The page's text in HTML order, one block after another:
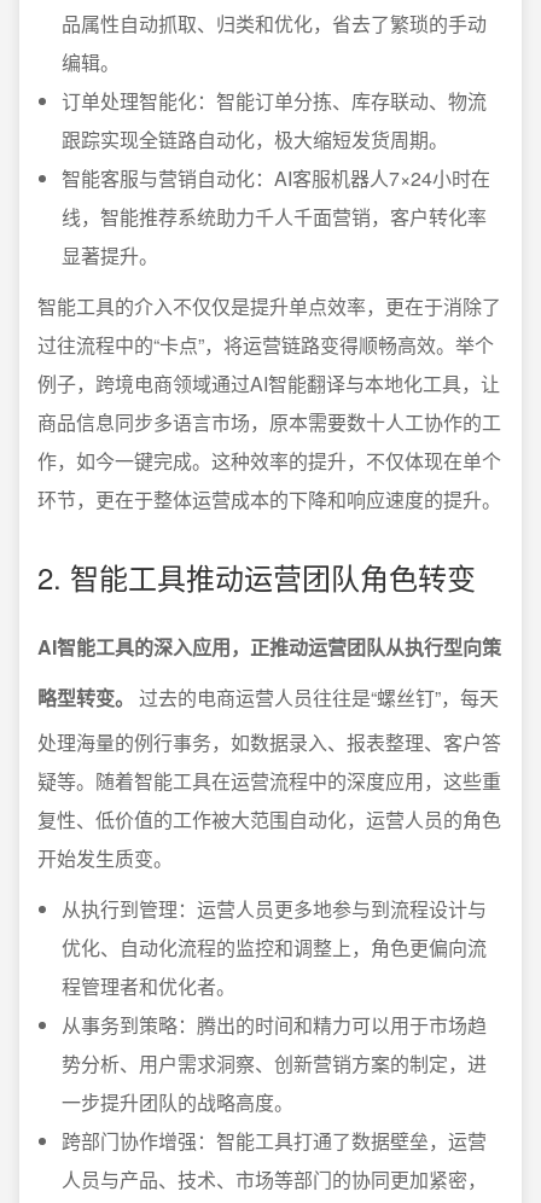
品属性自动抓取、归类和优化，省去了繁琐的手动
编辑。
订单处理智能化：智能订单分拣、库存联动、物流
跟踪实现全链路自动化，极大缩短发货周期。
智能客服与营销自动化：AI客服机器人7×24小时在
线，智能推荐系统助力千人千面营销，客户转化率
显著提升。
智能工具的介入不仅仅是提升单点效率，更在于消除了
过往流程中的“卡点”，将运营链路变得顺畅高效。举个
例子，跨境电商领域通过AI智能翻译与本地化工具，让
商品信息同步多语言市场，原本需要数十人工协作的工
作，如今一键完成。这种效率的提升，不仅体现在单个
环节，更在于整体运营成本的下降和响应速度的提升。
2. 智能工具推动运营团队角色转变
AI智能工具的深入应用，正推动运营团队从执行型向策
略型转变。
过去的电商运营人员往往是“螺丝钉”，每天
处理海量的例行事务，如数据录入、报表整理、客户答
疑等。随着智能工具在运营流程中的深度应用，这些重
复性、低价值的工作被大范围自动化，运营人员的角色
开始发生质变。
从执行到管理：运营人员更多地参与到流程设计与
优化、自动化流程的监控和调整上，角色更偏向流
程管理者和优化者。
从事务到策略：腾出的时间和精力可以用于市场趋
势分析、用户需求洞察、创新营销方案的制定，进
一步提升团队的战略高度。
跨部门协作增强：智能工具打通了数据壁垒，运营
人员与产品、技术、市场等部门的协同更加紧密，